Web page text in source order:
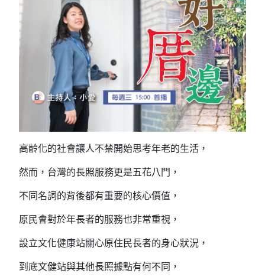
高齡化的社會讓人不禁開始思考年老的生活，
然而，台灣的長照服務更是五花八門，
不同名詞的背後都有重要的核心價值，
原民會對於年長者的服務也非常重視，
設立文化健康站關心原住民長者的身心狀況，
到底文健站與其他長照據點有何不同，